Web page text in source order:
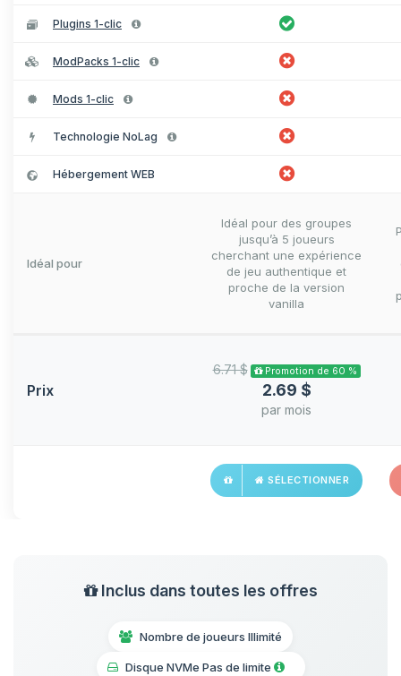
Plugins 1-clic
ModPacks 1-clic
Mods 1-clic
Technologie NoLag
Hébergement WEB
Idéal pour
Idéal pour des groupes
jusqu’à 5 joueurs
cherchant une expérience
de jeu authentique et
proche de la version
vanilla
Prix
6.71 $‏ Promotion de 60 %
par mois
SÉLECTIONNER
Inclus dans toutes les offres
Nombre de joueurs Illimité
Disque NVMe Pas de limite